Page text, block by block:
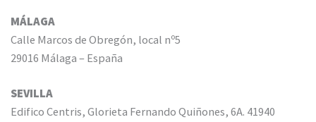
MÁLAGA
Calle Marcos de Obregón, local nº5
29016 Málaga – España
SEVILLA
Edifico Centris, Glorieta Fernando Quiñones, 6A. 41940